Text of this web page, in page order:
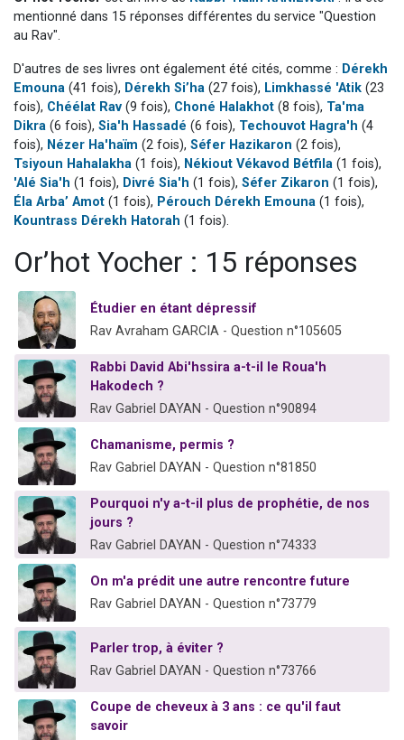
13 personnes viennent de demander une bénédiction
Il reste 49 places pour étudier en groupe sur Zoom
12 nouvelles musiques dans Torah-Box Music
29 personnes viennent de demander une bénédiction
mentionné dans 15 réponses différentes du service "Question
au Rav".
D'autres de ses livres ont également été cités, comme : Dérekh
Emouna (41 fois), Dérekh Si’ha (27 fois), Limkhassé 'Atik (23
fois), Chéélat Rav (9 fois), Choné Halakhot (8 fois), Ta'ma
Dikra (6 fois), Sia'h Hassadé (6 fois), Techouvot Hagra'h (4
fois), Nézer Ha'haïm (2 fois), Séfer Hazikaron (2 fois),
Tsiyoun Hahalakha (1 fois), Nékiout Vékavod Bétfila (1 fois),
'Alé Sia'h (1 fois), Divré Sia'h (1 fois), Séfer Zikaron (1 fois),
Éla Arba’ Amot (1 fois), Pérouch Dérekh Emouna (1 fois),
Kountrass Dérekh Hatorah (1 fois).
Or’hot Yocher : 15 réponses
Étudier en étant dépressif
Rav Avraham GARCIA - Question n°105605
Rabbi David Abi'hssira a-t-il le Roua'h
Hakodech ?
Rav Gabriel DAYAN - Question n°90894
Chamanisme, permis ?
Rav Gabriel DAYAN - Question n°81850
Pourquoi n'y a-t-il plus de prophétie, de nos
jours ?
Rav Gabriel DAYAN - Question n°74333
On m'a prédit une autre rencontre future
Rav Gabriel DAYAN - Question n°73779
Parler trop, à éviter ?
Rav Gabriel DAYAN - Question n°73766
Coupe de cheveux à 3 ans : ce qu'il faut
savoir